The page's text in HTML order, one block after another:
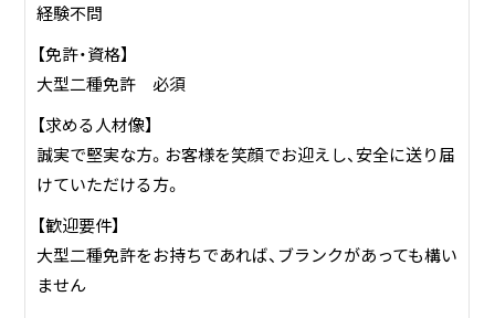
経験不問
【免許・資格】
大型二種免許 必須
【求める人材像】
誠実で堅実な方。お客様を笑顔でお迎えし、安全に送り届
けていただける方。
【歓迎要件】
大型二種免許をお持ちであれば、ブランクがあっても構い
ません